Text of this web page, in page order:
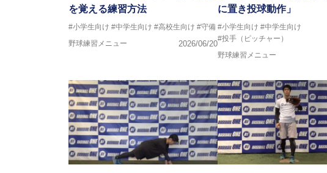
を覚える練習方法
#小学生向け #中学生向け #高校生向け #守備
野球練習メニュー
2026/06/20
に置き投球動作」
#小学生向け #中学生向け
#投手（ピッチャー）
野球練習メニュー